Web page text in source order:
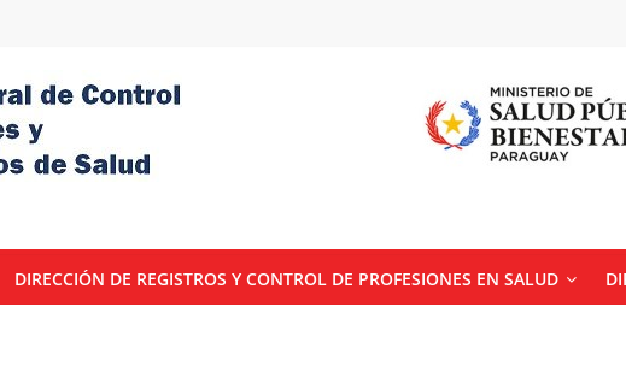
DIRECCIÓN DE REGISTROS Y CONTROL DE PROFESIONES EN SALUD